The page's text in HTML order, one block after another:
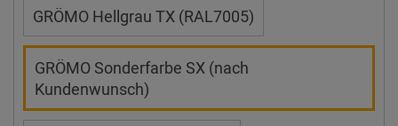
GRÖMO Hellgrau TX (RAL7005)
GRÖMO Sonderfarbe SX (nach
Kundenwunsch)